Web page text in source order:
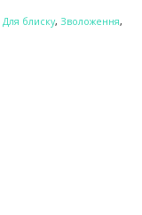
Для блиску, Зволоження,